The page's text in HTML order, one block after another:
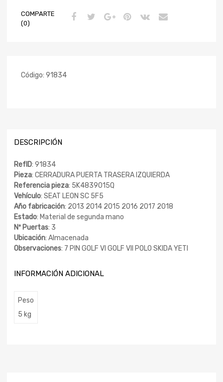
COMPARTE
(0)
Código: 91834
DESCRIPCIÓN
RefID: 91834
Pieza: CERRADURA PUERTA TRASERA IZQUIERDA
Referencia pieza: 5K4839015Q
Vehículo: SEAT LEON SC 5F5
Año fabricación: 2013 2014 2015 2016 2017 2018
Estado: Material de segunda mano
Nº Puertas: 3
Ubicación: Almacenada
Observaciones: 7 PIN GOLF VI GOLF VII POLO SKIDA YETI
INFORMACIÓN ADICIONAL
Peso
5 kg